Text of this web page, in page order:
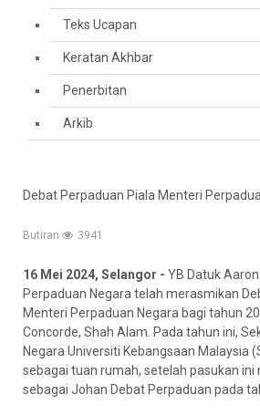
Teks Ucapan
Keratan Akhbar
Penerbitan
Arkib
Debat Perpaduan Piala Menteri
Butiran 3941
16 Mei 2024, Selangor - YB Datuk
Perpaduan Negara telah merasmikan
Menteri Perpaduan Negara bagi tahun
Concorde, Shah Alam. Pada tahun ini,
Negara Universiti Kebangsaan Malaysia
sebagai tuan rumah, setelah pasukan ini
sebagai Johan Debat Perpaduan pada